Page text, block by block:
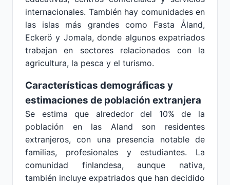
internacionales. También hay comunidades en
las islas más grandes como Fasta Åland,
Eckerö y Jomala, donde algunos expatriados
trabajan en sectores relacionados con la
agricultura, la pesca y el turismo.
Características demográficas y
estimaciones de población extranjera
Se estima que alrededor del 10% de la
población en las Aland son residentes
extranjeros, con una presencia notable de
familias, profesionales y estudiantes. La
comunidad finlandesa, aunque nativa,
también incluye expatriados que han decidido